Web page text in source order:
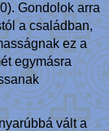
Gondolok arra
a családban,
ez a
egymásra
vált a